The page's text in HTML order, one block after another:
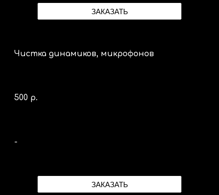
ЗАКАЗАТЬ
Чистка динамиков, микрофонов
500 р.
-
ЗАКАЗАТЬ